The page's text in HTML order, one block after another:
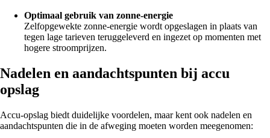
Optimaal gebruik van zonne-energie
Zelfopgewekte zonne-energie wordt opgeslagen in plaats van
tegen lage tarieven teruggeleverd en ingezet op momenten met
hogere stroomprijzen.
Nadelen en aandachtspunten bij accu
opslag
Accu-opslag biedt duidelijke voordelen, maar kent ook nadelen en
aandachtspunten die in de afweging moeten worden meegenomen: